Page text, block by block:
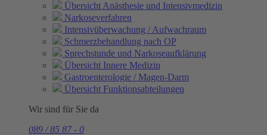
Übersicht Anästhesie und Intensivmedizin
Narkoseverfahren
Intensivüberwachung / Aufwachraum
Schmerzbehandlung nach OP
Sprechstunde und Narkoseaufklärung
Übersicht Innere Medizin
Gastroenterologie / Magen-Darm
Übersicht Funktionsabteilungen
Wir sind für Sie da
089 / 85 87 - 0